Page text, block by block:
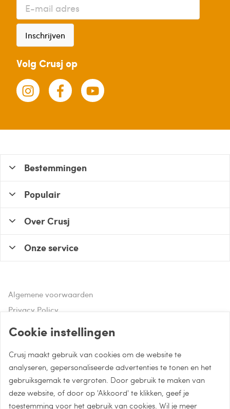
Inschrijven
Volg Crusj op
Hulp of advies nodig?
Bel naar 085 - 0043 015
Whatsapp met Crusj
Bestemmingen
Populair
Over Crusj
Onze service
Algemene voorwaarden
Privacy Policy
Cookie instellingen
Crusj maakt gebruik van cookies om de website te
analyseren, gepersonaliseerde advertenties te tonen en het
gebruiksgemak te vergroten. Door gebruik te maken van
deze website, of door op 'Akkoord' te klikken, geef je
toestemming voor het gebruik van cookies. Wil je meer